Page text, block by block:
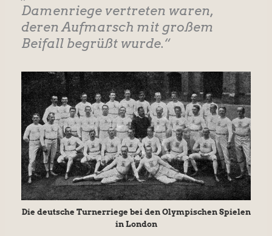
Damenriege vertreten waren,
deren Aufmarsch mit großem
Beifall begrüßt wurde.“
Die deutsche Turnerriege bei den Olympischen Spielen
in London